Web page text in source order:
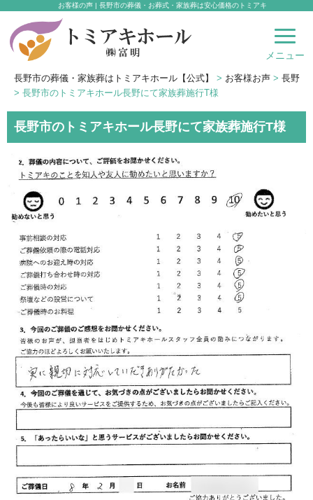
テ
ス
ッ
お客様の声 | 長野市の葬儀・お葬式・家族葬は安心価格のトミアキ
メニュー
長野市の葬儀・家族葬はトミアキホール【公式】 > お客様お声 > 長野
> 長野市のトミアキホール長野にて家族葬施行T様
長野市のトミアキホール長野にて家族葬施行T様